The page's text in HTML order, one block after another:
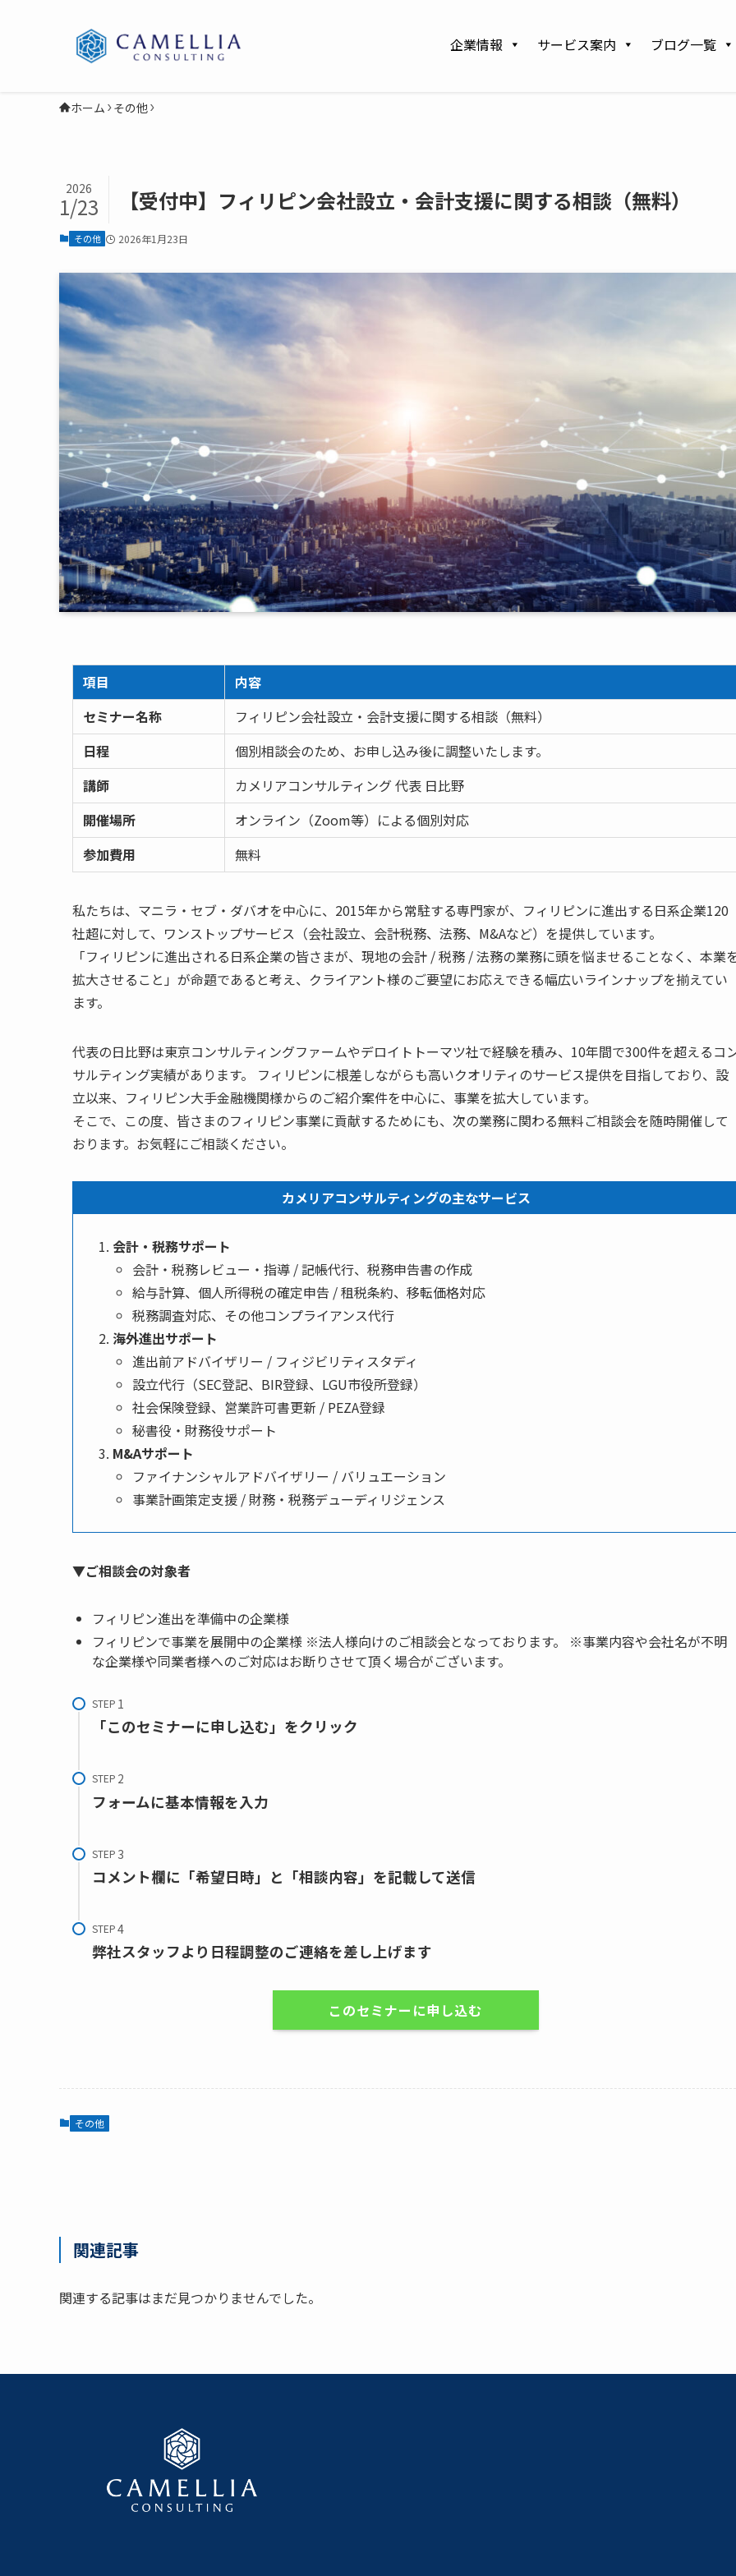
企業情報 サービス案内 ブログ一覧
ホーム その他
【受付中】フィリピン会社設立・会計支援に関する相談（無料）
2026
1/23
その他 2026年1月23日
項目
内容
セミナー名称
フィリピン会社設立・会計支援に関する相談（無料）
日程
個別相談会のため、お申し込み後に調整いたします。
講師
カメリアコンサルティング 代表 日比野
開催場所
オンライン（Zoom等）による個別対応
参加費用
無料
私たちは、マニラ・セブ・ダバオを中心に、2015年から常駐する専門家が、フィリピンに進出する日系企業120
社超に対して、ワンストップサービス（会社設立、会計税務、法務、M&Aなど）を提供しています。
「フィリピンに進出される日系企業の皆さまが、現地の会計 / 税務 / 法務の業務に頭を悩ませることなく、本業
拡大させること」が命題であると考え、クライアント様のご要望にお応えできる幅広いラインナップを揃えてい
ます。
代表の日比野は東京コンサルティングファームやデロイトトーマツ社で経験を積み、10年間で300件を超えるコ
サルティング実績があります。 フィリピンに根差しながらも高いクオリティのサービス提供を目指しており、設
立以来、フィリピン大手金融機関様からのご紹介案件を中心に、事業を拡大しています。
そこで、この度、皆さまのフィリピン事業に貢献するためにも、次の業務に関わる無料ご相談会を随時開催して
おります。お気軽にご相談ください。
カメリアコンサルティングの主なサービス
会計・税務サポート
会計・税務レビュー・指導 / 記帳代行、税務申告書の作成
給与計算、個人所得税の確定申告 / 租税条約、移転価格対応
税務調査対応、その他コンプライアンス代行
海外進出サポート
進出前アドバイザリー / フィジビリティスタディ
設立代行（SEC登記、BIR登録、LGU市役所登録）
社会保険登録、営業許可書更新 / PEZA登録
秘書役・財務役サポート
M&Aサポート
ファイナンシャルアドバイザリー / バリュエーション
事業計画策定支援 / 財務・税務デューディリジェンス
▼ご相談会の対象者
フィリピン進出を準備中の企業様
フィリピンで事業を展開中の企業様 ※法人様向けのご相談会となっております。 ※事業内容や会社名が不明
な企業様や同業者様へのご対応はお断りさせて頂く場合がございます。
STEP
「このセミナーに申し込む」をクリック
STEP
フォームに基本情報を入力
STEP
コメント欄に「希望日時」と「相談内容」を記載して送信
STEP
弊社スタッフより日程調整のご連絡を差し上げます
このセミナーに申し込む
その他
関連記事
関連する記事はまだ見つかりませんでした。